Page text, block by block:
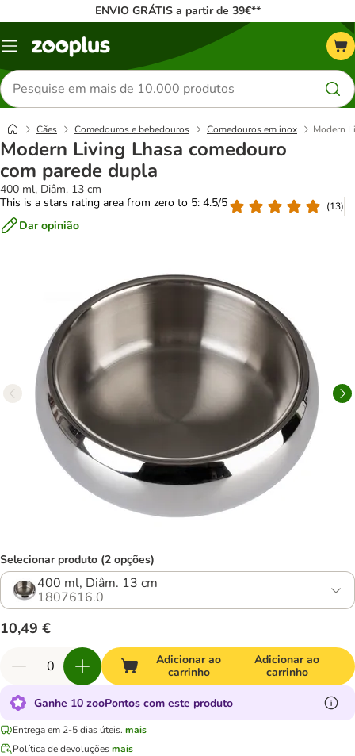
ENVIO GRÁTIS a partir de 39€**
Menu
Pesquisar
produtos
Cães Comedouros e bebedouros Comedouros em inox Modern
Modern Living Lhasa comedouro
com parede dupla
400 ml, Diâm. 13 cm
This is a stars rating area from zero to 5: 4.5/5
(13)
Dar opinião
Selecionar produto (2 opções)
400 ml, Diâm. 13 cm
1807616.0
10,49 €
Adicionar ao
carrinho
Adicionar ao
carrinho
Ganhe 10 zooPontos com este produto
Entrega em 2-5 dias úteis. mais
Política de devoluçõesmais